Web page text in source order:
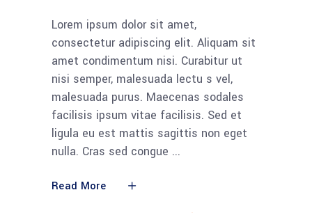
Lorem ipsum dolor sit amet,
consectetur adipiscing elit. Aliquam sit
amet condimentum nisi. Curabitur ut
nisi semper, malesuada lectu s vel,
malesuada purus. Maecenas sodales
facilisis ipsum vitae facilisis. Sed et
ligula eu est mattis sagittis non eget
nulla. Cras sed congue
Read More